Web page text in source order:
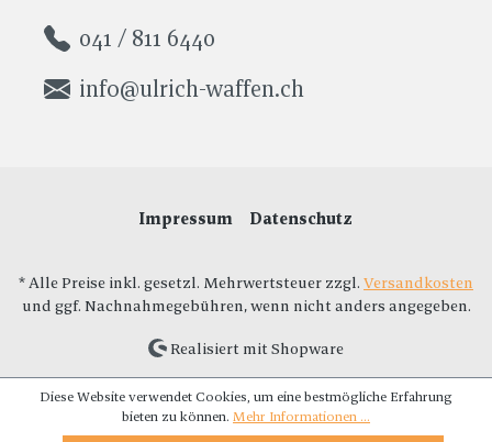
041 / 811 6440
info@ulrich-waffen.ch
Impressum Datenschutz
* Alle Preise inkl. gesetzl. Mehrwertsteuer zzgl. Versandkosten
und ggf. Nachnahmegebühren, wenn nicht anders angegeben.
Realisiert mit Shopware
Diese Website verwendet Cookies, um eine bestmögliche Erfahrung
bieten zu können. Mehr Informationen ...